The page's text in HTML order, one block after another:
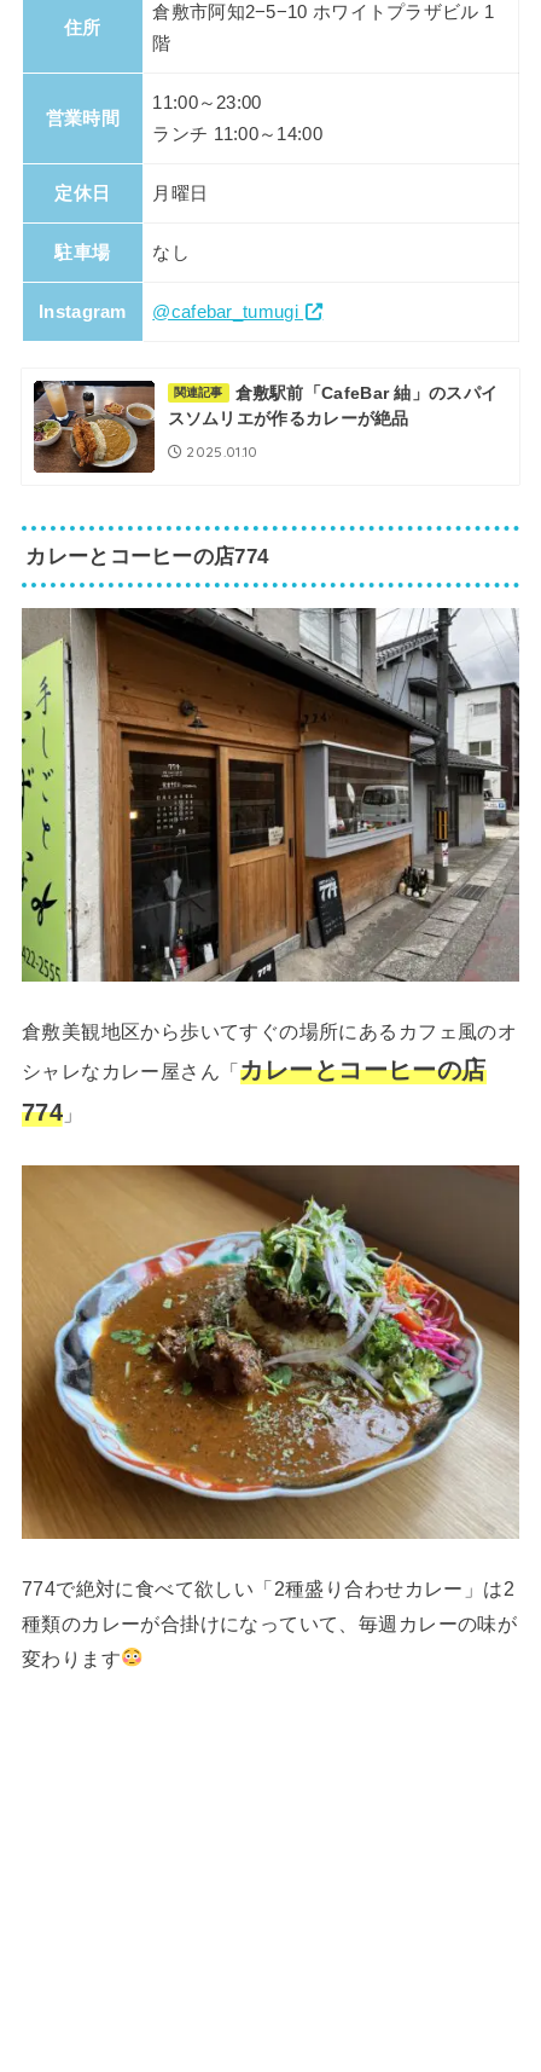
住所
倉敷市阿知2−5−10 ホワイトプラザビル 1
階
営業時間
11:00～23:00
ランチ 11:00～14:00
定休日 月曜日
駐車場 なし
Instagram @cafebar_tumugi
関連記事
倉敷駅前「CafeBar 紬」のスパイ
スソムリエが作るカレーが絶品
2025.01.10
カレーとコーヒーの店774
倉敷美観地区から歩いてすぐの場所にあるカフェ風のオ
シャレなカレー屋さん「カレーとコーヒーの店
774 」
774で絶対に食べて欲しい「2種盛り合わせカレー」は2
種類のカレーが合掛けになっていて、毎週カレーの味が
変わります